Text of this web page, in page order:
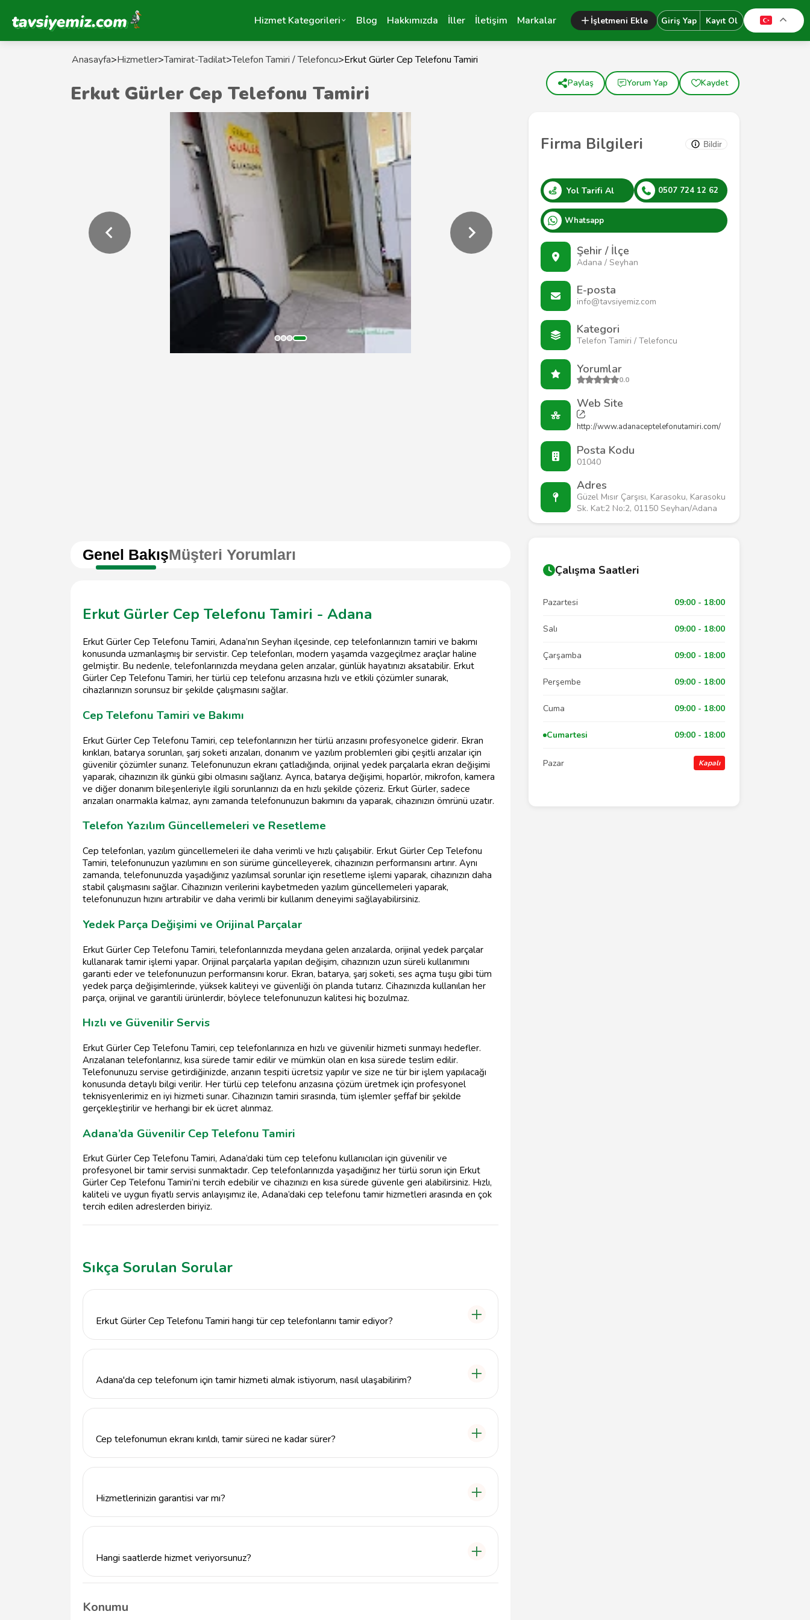
Tavsiyemiz Anasayfa Hizmet Kategorileri Blog Hakkımızda İller İletişim Markalar İşletmeni Ekle Giriş Yap Kayıt Ol
Anasayfa>Hizmetler>Tamirat-Tadilat>Telefon Tamiri / Telefoncu>Erkut Gürler Cep Telefonu Tamiri
Firma Bilgileri Bildir
Yol Tarifi Al 0507 724 12 62
Whatsapp
Şehir / İlçe
Adana / Seyhan
E-posta
info@tavsiyemiz.com
Kategori
Telefon Tamiri / Telefoncu
Yorumlar
0.0
Web Site
http://www.adanaceptelefonutamiri.com/
Posta Kodu
01040
Adres
Güzel Mısır Çarşısı, Karasoku, Karasoku
Sk. Kat:2 No:2, 01150 Seyhan/Adana
Erkut Gürler Cep Telefonu Tamiri Paylaş Yorum Yap Kaydet
Genel BakışMüşteri Yorumları
Erkut Gürler Cep Telefonu Tamiri - Adana
Erkut Gürler Cep Telefonu Tamiri, Adana’nın Seyhan ilçesinde, cep telefonlarınızın tamiri ve bakımı
konusunda uzmanlaşmış bir servistir. Cep telefonları, modern yaşamda vazgeçilmez araçlar haline
gelmiştir. Bu nedenle, telefonlarınızda meydana gelen arızalar, günlük hayatınızı aksatabilir. Erkut
Gürler Cep Telefonu Tamiri, her türlü cep telefonu arızasına hızlı ve etkili çözümler sunarak,
cihazlarınızın sorunsuz bir şekilde çalışmasını sağlar.
Cep Telefonu Tamiri ve Bakımı
Erkut Gürler Cep Telefonu Tamiri, cep telefonlarınızın her türlü arızasını profesyonelce giderir. Ekran
kırıkları, batarya sorunları, şarj soketi arızaları, donanım ve yazılım problemleri gibi çeşitli arızalar için
güvenilir çözümler sunarız. Telefonunuzun ekranı çatladığında, orijinal yedek parçalarla ekran değişimi
yaparak, cihazınızın ilk günkü gibi olmasını sağlarız. Ayrıca, batarya değişimi, hoparlör, mikrofon, kamera
ve diğer donanım bileşenleriyle ilgili sorunlarınızı da en hızlı şekilde çözeriz. Erkut Gürler, sadece
arızaları onarmakla kalmaz, aynı zamanda telefonunuzun bakımını da yaparak, cihazınızın ömrünü uzatır.
Telefon Yazılım Güncellemeleri ve Resetleme
Cep telefonları, yazılım güncellemeleri ile daha verimli ve hızlı çalışabilir. Erkut Gürler Cep Telefonu
Tamiri, telefonunuzun yazılımını en son sürüme güncelleyerek, cihazınızın performansını artırır. Aynı
zamanda, telefonunuzda yaşadığınız yazılımsal sorunlar için resetleme işlemi yaparak, cihazınızın daha
stabil çalışmasını sağlar. Cihazınızın verilerini kaybetmeden yazılım güncellemeleri yaparak,
telefonunuzun hızını artırabilir ve daha verimli bir kullanım deneyimi sağlayabilirsiniz.
Yedek Parça Değişimi ve Orijinal Parçalar
Erkut Gürler Cep Telefonu Tamiri, telefonlarınızda meydana gelen arızalarda, orijinal yedek parçalar
kullanarak tamir işlemi yapar. Orijinal parçalarla yapılan değişim, cihazınızın uzun süreli kullanımını
garanti eder ve telefonunuzun performansını korur. Ekran, batarya, şarj soketi, ses açma tuşu gibi tüm
yedek parça değişimlerinde, yüksek kaliteyi ve güvenliği ön planda tutarız. Cihazınızda kullanılan her
parça, orijinal ve garantili ürünlerdir, böylece telefonunuzun kalitesi hiç bozulmaz.
Hızlı ve Güvenilir Servis
Erkut Gürler Cep Telefonu Tamiri, cep telefonlarınıza en hızlı ve güvenilir hizmeti sunmayı hedefler.
Arızalanan telefonlarınız, kısa sürede tamir edilir ve mümkün olan en kısa sürede teslim edilir.
Telefonunuzu servise getirdiğinizde, arızanın tespiti ücretsiz yapılır ve size ne tür bir işlem yapılacağı
konusunda detaylı bilgi verilir. Her türlü cep telefonu arızasına çözüm üretmek için profesyonel
teknisyenlerimiz en iyi hizmeti sunar. Cihazınızın tamiri sırasında, tüm işlemler şeffaf bir şekilde
gerçekleştirilir ve herhangi bir ek ücret alınmaz.
Adana’da Güvenilir Cep Telefonu Tamiri
Erkut Gürler Cep Telefonu Tamiri, Adana’daki tüm cep telefonu kullanıcıları için güvenilir ve
profesyonel bir tamir servisi sunmaktadır. Cep telefonlarınızda yaşadığınız her türlü sorun için Erkut
Gürler Cep Telefonu Tamiri’ni tercih edebilir ve cihazınızı en kısa sürede güvenle geri alabilirsiniz. Hızlı,
kaliteli ve uygun fiyatlı servis anlayışımız ile, Adana’daki cep telefonu tamir hizmetleri arasında en çok
tercih edilen adreslerden biriyiz.
Sıkça Sorulan Sorular
Erkut Gürler Cep Telefonu Tamiri hangi tür cep telefonlarını tamir ediyor?
Adana'da cep telefonum için tamir hizmeti almak istiyorum, nasıl ulaşabilirim?
Cep telefonumun ekranı kırıldı, tamir süreci ne kadar sürer?
Hizmetlerinizin garantisi var mı?
Hangi saatlerde hizmet veriyorsunuz?
Erkut Gürler Cep Telefonu Tamiri, hafta içi her gün 09:00 - 18:00 saatleri arasında hizmet
Konumu
Çalışma Saatleri
Pazartesi 09:00 - 18:00
Salı 09:00 - 18:00
Çarşamba 09:00 - 18:00
Perşembe 09:00 - 18:00
Cuma 09:00 - 18:00
Cumartesi 09:00 - 18:00
Pazar Kapalı